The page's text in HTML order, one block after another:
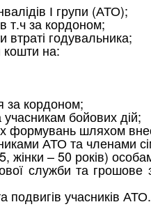
І групи (АТО);
т.ч за кордоном;
втраті годувальника;
кошти на:
за кордоном;
бойових дій;
формувань шляхом
АТО та членами
– 50 років)
служби та
учасників АТО.